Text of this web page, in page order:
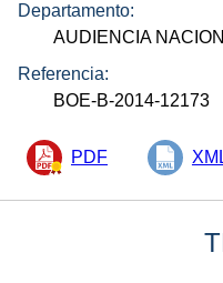
Departamento:
AUDIENCIA
Referencia:
BOE-B-2014-12173
PDF